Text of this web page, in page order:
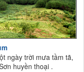
ngày trời mưa tầm tã,
huyền thoại .